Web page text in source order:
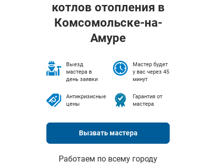
котлов отопления в
Комсомольске-на-
Амуре
Выезд
мастера в
день заявки
Мастер будет
у вас через 45
минут
Антикризисные
цены
Гарантия от
мастера
Вызвать мастера
Работаем по всему городу